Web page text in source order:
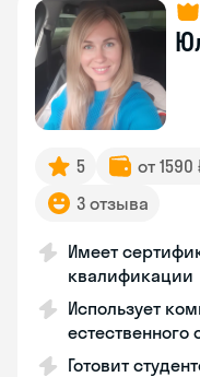
5 от
3 отзыва
Имеет
квалификации
Использует
естественного
Готовит